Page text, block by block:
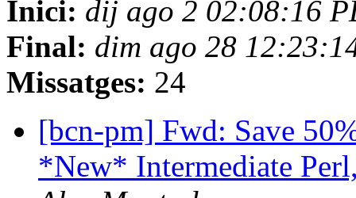
Inici: dij ago 2 02:08:16
Final: dim ago 28
Missatges: 24
[bcn-pm] Fwd: Save
*New* Intermediate